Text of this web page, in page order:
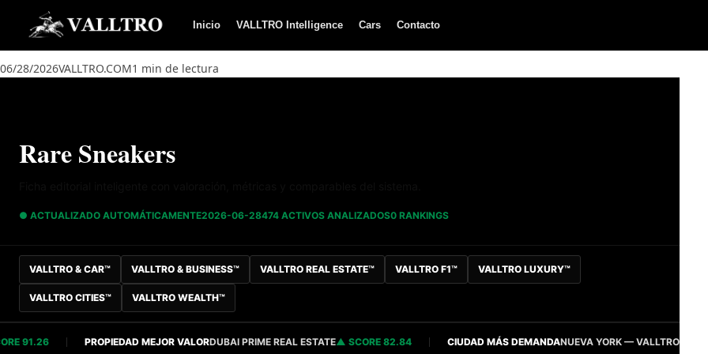
Saltar al contenido
Inicio VALLTRO Intelligence Cars Contacto
06/28/2026VALLTRO.COM1 min de lectura
Rare Sneakers
● ACTUALIZADO AUTOMÁTICAMENTE2026-06-28474 ACTIVOS ANALIZADOS0 RANKINGS
VALLTRO & CAR™ VALLTRO & BUSINESS™ VALLTRO REAL ESTATE™ VALLTRO F1™ VALLTRO LUXURY™
VALLTRO CITIES™ VALLTRO WEALTH™
PROPIEDAD MEJOR VALORDUBAI PRIME REAL ESTATE SCORE 82.84 CIUDAD MÁS DEMANDANUEVA YORK — VALLTRO